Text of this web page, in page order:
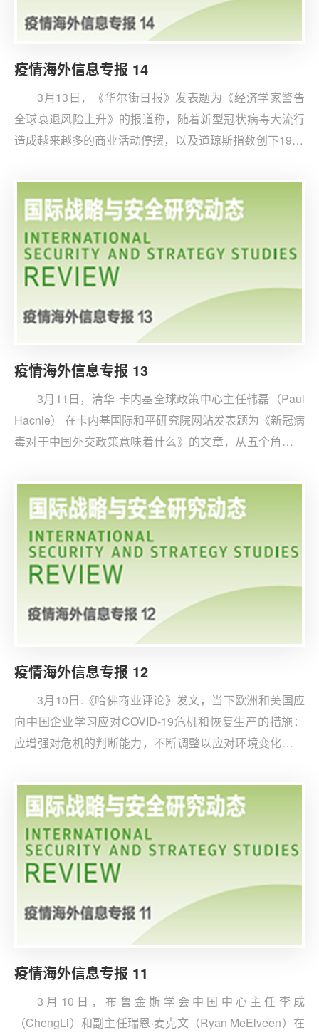
疫情海外信息专报 14
3月13日，《华尔街日报》发表题为《经济学家警告
全球衰退风险上升》的报道称，随着新型冠状病毒大流行
造成越来越多的商业活动停摆，以及道琼斯指数创下1987
有可能陷入衰退。
疫情海外信息专报 13
3月11日，清华-卡内基全球政策中心主任韩磊（Paul
Hacnle） 在卡内基国际和平研究院网站发表题为《新冠病
毒对于中国外交政策意味着什么》的文章，从五个角度对
疫情海外信息专报 12
3月10日.《哈佛商业评论》发文，当下欧洲和美国应
向中国企业学习应对COVID-19危机和恢复生产的措施：
应增强对危机的判断能力，不断调整以应对环境变化，此
复杂程序，对比案例是原师傅公司在疫情早期迅速调签其
供应链至在线020，确保疫情大规核端发后60%的供应链
运转等。
疫情海外信息专报 11
3月10日，布鲁金斯学会中国中心主任李成
（ChengLi）和副主任瑞恩·麦克文（Ryan MeElveen）在